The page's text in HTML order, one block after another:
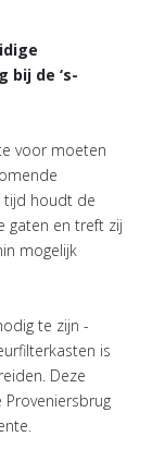
bij de ‘s-
voor moeten
tijd houdt de
gaten en treft zij
mogelijk
te zijn -
is
Deze